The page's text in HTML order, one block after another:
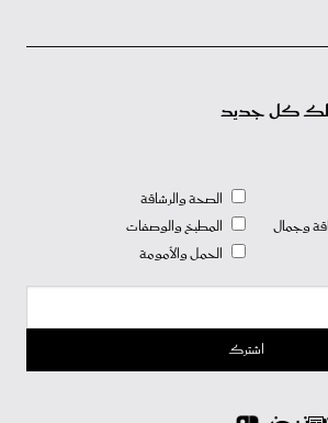
كل جديد
وجمال
الصحة والرشاقة
المطبخ والوصفات
الحمل والأمومة